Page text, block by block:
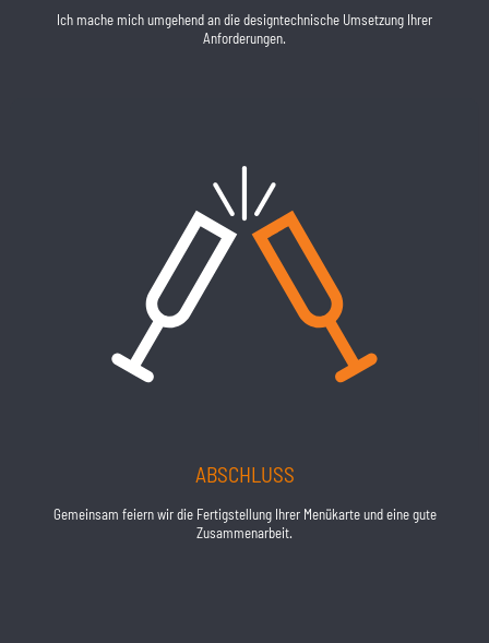
Ich mache mich umgehend an die designtechnische Umsetzung Ihrer
Anforderungen.
ABSCHLUSS
Gemeinsam feiern wir die Fertigstellung Ihrer Menükarte und eine gute
Zusammenarbeit.